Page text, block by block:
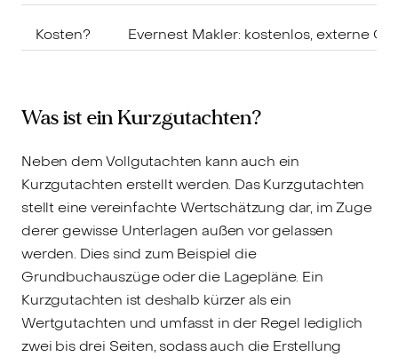
Kosten? Evernest Makler: kostenlos, externe
Was ist ein Kurzgutachten?
Neben dem Vollgutachten kann auch ein
Kurzgutachten erstellt werden. Das Kurzgutachten
stellt eine vereinfachte Wertschätzung dar, im Zuge
derer gewisse Unterlagen außen vor gelassen
werden. Dies sind zum Beispiel die
Grundbuchauszüge oder die Lagepläne. Ein
Kurzgutachten ist deshalb kürzer als ein
Wertgutachten und umfasst in der Regel lediglich
zwei bis drei Seiten, sodass auch die Erstellung